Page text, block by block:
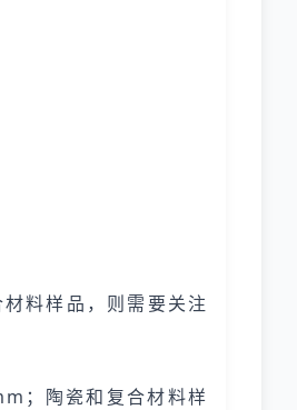
料样品，则需要关注
；陶瓷和复合材料样